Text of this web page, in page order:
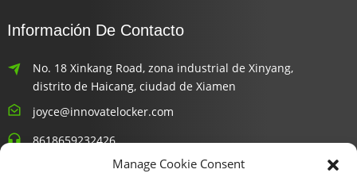
Información De Contacto
No. 18 Xinkang Road, zona industrial de Xinyang,
distrito de Haicang, ciudad de Xiamen
joyce@innovatelocker.com
8618659232426
Manage Cookie Consent